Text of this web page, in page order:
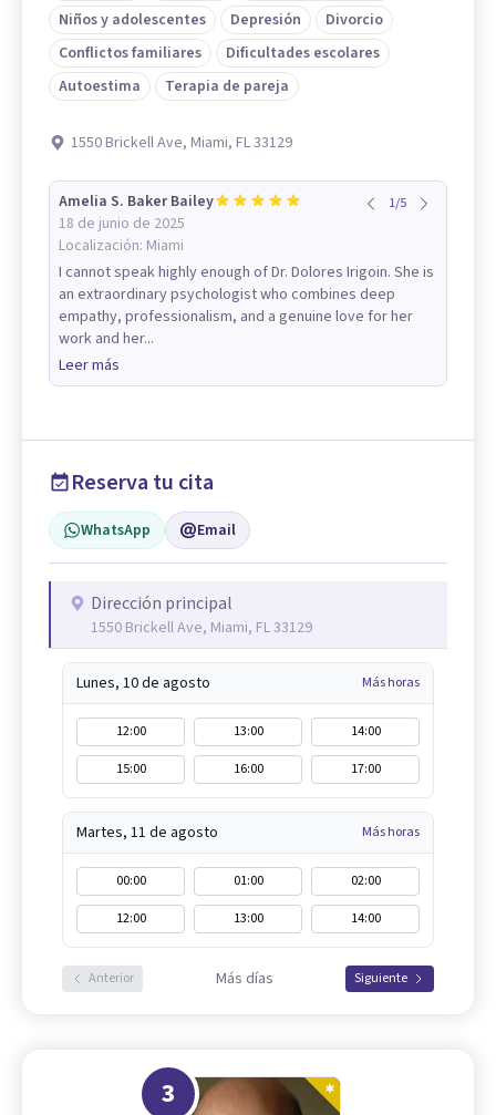
Niños y adolescentes
Depresión
Divorcio
Conflictos familiares
Dificultades escolares
Autoestima
Terapia de pareja
1550 Brickell Ave, Miami, FL 33129
Amelia S. Baker Bailey
18 de junio de 2025
Localización: Miami
1/5
I cannot speak highly enough of Dr. Dolores Irigoin. She is
an extraordinary psychologist who combines deep
empathy, professionalism, and a genuine love for her
work and her...
Leer más
Reserva tu cita
WhatsApp Email
Dirección principal
1550 Brickell Ave, Miami, FL 33129
Lunes, 10 de agosto Más horas
12:00 13:00
14:00
15:00
16:00 17:00
Martes, 11 de agosto Más horas
00:00 01:00
02:00
12:00
13:00 14:00
Anterior Más días Siguiente
3